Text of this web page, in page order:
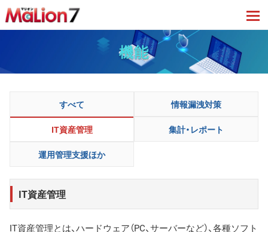
機能
すべて 情報漏洩対策
IT資産管理 集計・レポート
運用管理支援ほか
IT資産管理
IT資産管理とは、ハードウェア（PC、サーバーなど）、各種ソフト